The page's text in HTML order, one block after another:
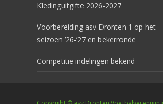
Kledinguitgifte 2026-2027
Voorbereiding asv Dronten 1 op het
seizoen ’26-’27 en bekerronde
Competitie indelingen bekend